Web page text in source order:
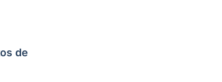
de